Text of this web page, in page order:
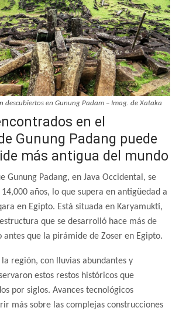
descubiertos en Gunung Padam – Imag. de Xataka
en el
Gunung Padang puede
más antigua del mundo
Gunung Padang, en Java Occidental, se
años, lo que supera en antigüedad a
en Egipto. Está situada en Karyamukti,
que se desarrolló hace más de
antes que la pirámide de Zoser en Egipto.
región, con lluvias abundantes y
estos restos históricos que
por siglos. Avances tecnológicos
más sobre las complejas construcciones